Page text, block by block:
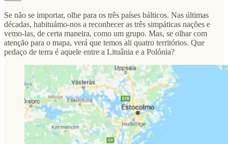
Se não se importar, olhe para os três países bálticos. Nas últimas
décadas, habituámo-nos a reconhecer as três simpáticas nações e
vemo-las, de certa maneira, como um grupo. Mas, se olhar com
atenção para o mapa, verá que temos ali quatro territórios. Que
pedaço de terra é aquele entre a Lituânia e a Polónia?